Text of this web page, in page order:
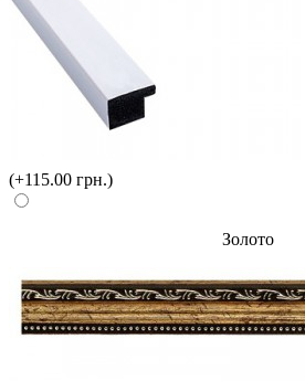
(+115.00 грн.)
Золото